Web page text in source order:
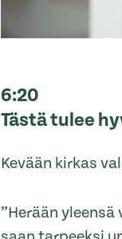
6:20
Tästä tulee
Kevään kirkas
”Herään